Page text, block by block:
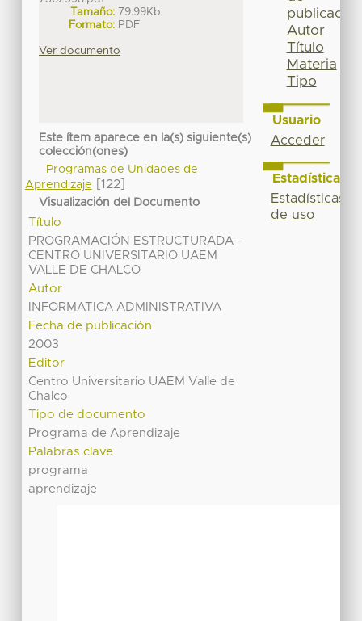
Tamaño: 79.99Kb
Formato: PDF
Ver documento
Este ítem aparece en la(s) siguiente(s)
colección(ones)
Programas de Unidades de
Aprendizaje
[122]
Visualización del Documento
Título
PROGRAMACIÓN ESTRUCTURADA -
CENTRO UNIVERSITARIO UAEM
VALLE DE CHALCO
Autor
INFORMATICA ADMINISTRATIVA
Fecha de publicación
2003
Editor
Centro Universitario UAEM Valle de
Chalco
Tipo de documento
Programa de Aprendizaje
Palabras clave
programa
aprendizaje
publicación
Autor
Título
Materia
Tipo
Usuario
Acceder
Estadísticas
Estadísticas
de uso